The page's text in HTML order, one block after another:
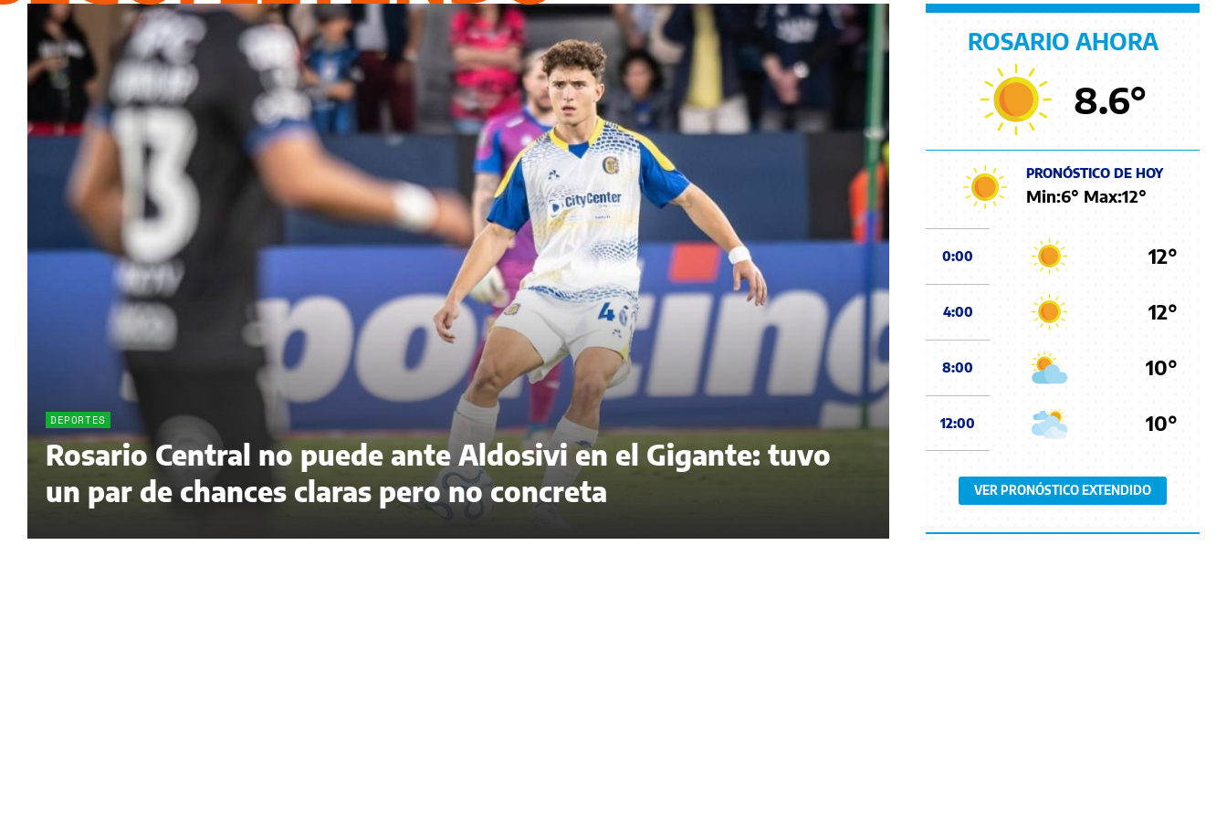
DEPORTES
Rosario Central no puede ante Aldosivi en el Gigante: tuvo
un par de chances claras pero no concreta
ROSARIO AHORA
8.6°
PRONÓSTICO DE HOY
Min:6° Max:12°
0:00 12°
4:00 12°
8:00 10°
12:00 10°
VER PRONÓSTICO EXTENDIDO